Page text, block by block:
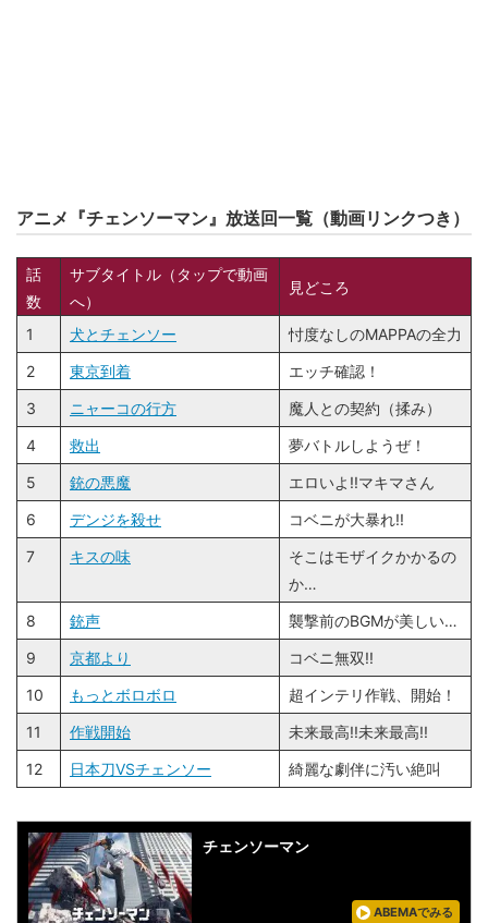
アニメ『チェンソーマン』放送回一覧（動画リンクつき）
話
数
サブタイトル（タップで動画
へ）
見どころ
1 犬とチェンソー
忖度なしのMAPPAの全力
2
東京到着
エッチ確認！
3
ニャーコの行方
魔人との契約（揉み）
4
救出
夢バトルしようぜ！
5
銃の悪魔
エロいよ!!マキマさん
6
デンジを殺せ
コベニが大暴れ!!
7
キスの味
そこはモザイクかかるの
か…
8
銃声
襲撃前のBGMが美しい…
9
京都より
コベニ無双!!
10
もっとボロボロ
超インテリ作戦、開始！
11
作戦開始
未来最高!!未来最高!!
12
日本刀VSチェンソー 綺麗な劇伴に汚い絶叫
チェンソーマン
ABEMAでみる